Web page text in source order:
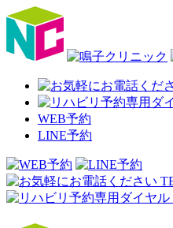
WEB予約
LINE予約